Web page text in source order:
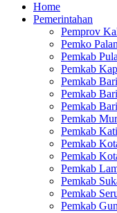
Home
Pemerintahan
Pemprov
Pemko
Pemkab
Pemkab
Pemkab
Pemkab
Pemkab
Pemkab
Pemkab
Pemkab
Pemkab
Pemkab
Pemkab
Pemkab
Pemkab